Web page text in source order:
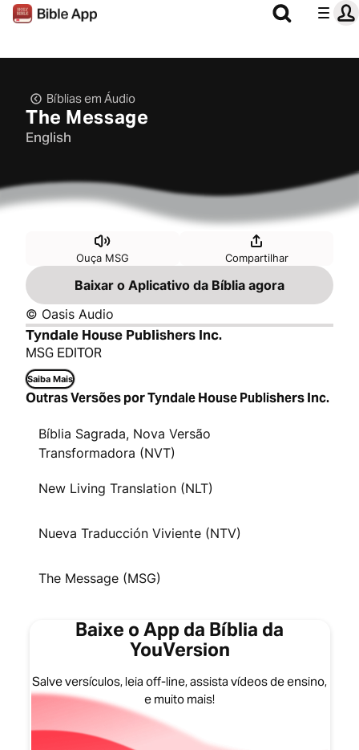
Bíblias em Áudio
The Message
English
Ouça MSG Compartilhar
Baixar o Aplicativo da Bíblia agora
© Oasis Audio
Tyndale House Publishers Inc.
MSG EDITOR
Saiba Mais
Outras Versões por Tyndale House Publishers Inc.
Bíblia Sagrada, Nova Versão
Transformadora (NVT)
New Living Translation (NLT)
Nueva Traducción Viviente (NTV)
The Message (MSG)
Baixe o App da Bíblia da
YouVersion
Salve versículos, leia off-line, assista vídeos de ensino,
e muito mais!